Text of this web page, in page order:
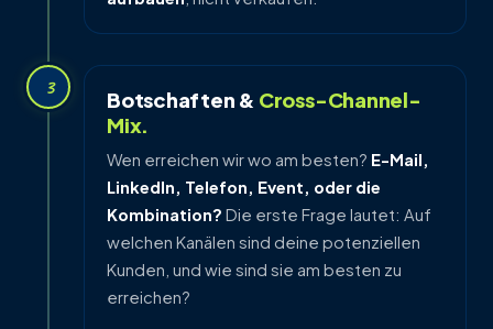
3 Botschaften & Cross-Channel-
Mix.
Wen erreichen wir wo am besten? E-Mail,
LinkedIn, Telefon, Event, oder die
Kombination? Die erste Frage lautet: Auf
welchen Kanälen sind deine potenziellen
Kunden, und wie sind sie am besten zu
erreichen?